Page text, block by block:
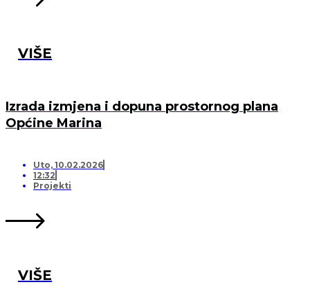
VIŠE
Izrada izmjena i dopuna prostornog plana
Općine Marina
Uto, 10.02.2026
12:32
Projekti
VIŠE